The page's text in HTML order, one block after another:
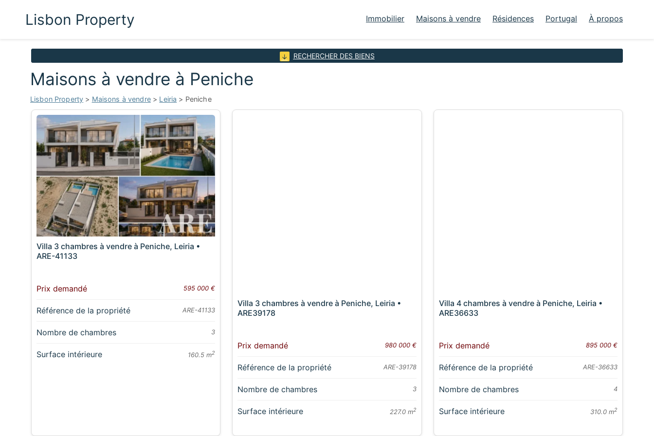
Lisbon Property Immobilier Maisons à vendre Résidences Portugal À propos
RECHERCHER DES BIENS
Maisons à vendre à Peniche
Lisbon Property > Maisons à vendre> Leiria > Peniche
Villa 3 chambres à vendre à Peniche, Leiria •
ARE-41133
Prix demandé 595 000 €
Référence de la propriété ARE-41133
Nombre de chambres 3
Surface intérieure 160.5 m2
Villa 3 chambres à vendre à Peniche, Leiria •
ARE39178
Prix demandé 980 000 €
Référence de la propriété ARE-39178
Nombre de chambres 3
Surface intérieure 227.0 m2
Villa 4 chambres à vendre à Peniche, Leiria •
ARE36633
Prix demandé 895 000 €
Référence de la propriété ARE-36633
Nombre de chambres 4
Surface intérieure 310.0 m2